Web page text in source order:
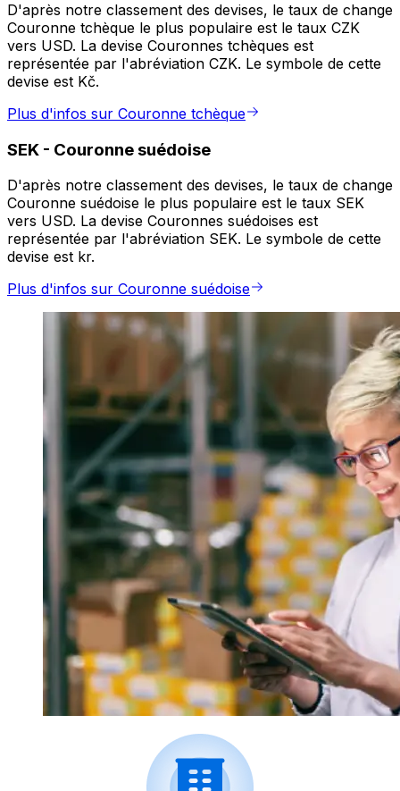
D'après notre classement des devises, le taux de change
Couronne tchèque le plus populaire est le taux CZK
vers USD. La devise Couronnes tchèques est
représentée par l'abréviation CZK. Le symbole de cette
devise est Kč.
Plus d'infos sur Couronne tchèque
SEK - Couronne suédoise
D'après notre classement des devises, le taux de change
Couronne suédoise le plus populaire est le taux SEK
vers USD. La devise Couronnes suédoises est
représentée par l'abréviation SEK. Le symbole de cette
devise est kr.
Plus d'infos sur Couronne suédoise